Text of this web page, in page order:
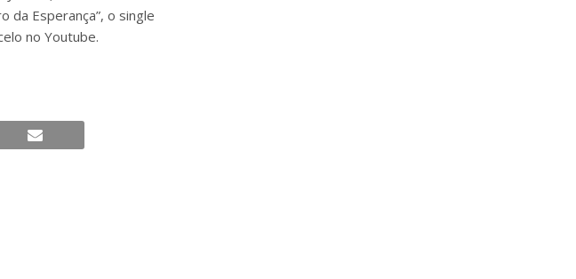
da Esperança”, o single
no Youtube.